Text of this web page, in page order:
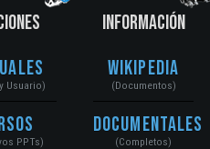
Usuario)
PPTs)
INFORMACIÓN
Wikipedia
(Documentos)
Documentales
(Completos)